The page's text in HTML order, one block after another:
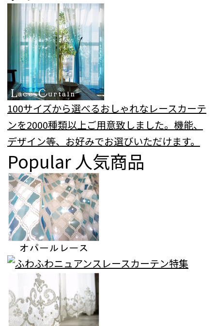
100サイズから選べるおしゃれなレースカーテ
ンを2000種類以上ご用意致しました。機能、
デザイン等、お好みでお選びいただけます。
Popular人気商品